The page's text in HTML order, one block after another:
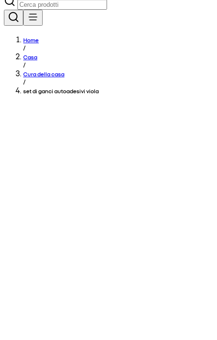
Home
/
Casa
/
Cura della casa
/
set di ganci autoadesivi viola